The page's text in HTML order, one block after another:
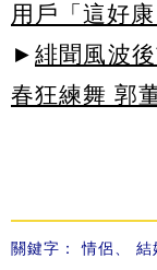
用戶「這好
► 緋聞風波
春狂練舞 郭
關鍵字：情侶 結